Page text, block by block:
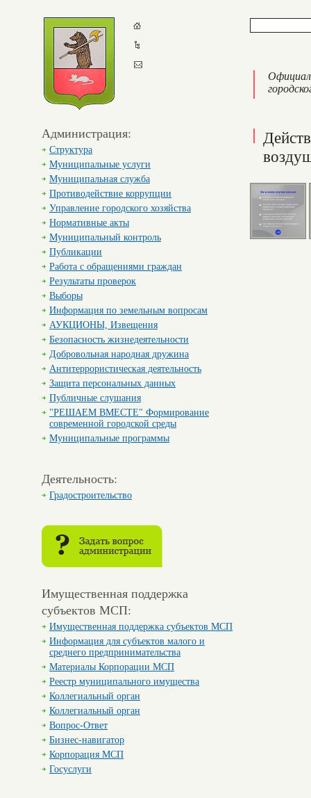
Администрация:
Структура
Муниципальные услуги
Муниципальная служба
Противодействие коррупции
Управление городского хозяйства
Нормативные акты
Муниципальный контроль
Публикации
Работа с обращениями граждан
Результаты проверок
Выборы
Информация по земельным вопросам
АУКЦИОНЫ, Извещения
Безопасность жизнедеятельности
Добровольная народная дружина
Антитеррористическая деятельность
Защита персональных данных
Публичные слушания
"РЕШАЕМ ВМЕСТЕ" Формирование
современной городской среды
Муниципальные программы
Деятельность:
Градостроительство
Имущественная поддержка
субъектов МСП:
Имущественная поддержка субъектов МСП
Информация для субъектов малого и
среднего предпринимательства
Материалы Корпорации МСП
Реестр муниципального имущества
Коллегиальный орган
Коллегиальный орган
Вопрос-Ответ
Бизнес-навигатор
Корпорация МСП
Госуслуги